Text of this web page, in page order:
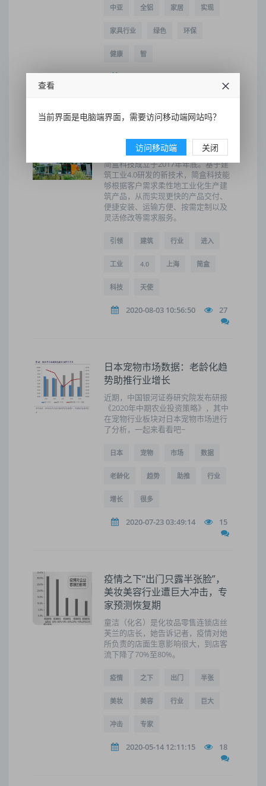
中亚 全铝 家居 实现
家具行业 绿色 环保
健康 智
2020-09-26 02:10:21 53
海简盒建筑科技获天使轮融资
简盒科技成立于2017年年底。基于建
筑工业4.0研发的新技术，简盒科技能
够根据客户需求柔性地工业化生产建
筑产品，从而实现更快的产品交付、
便捷安装、运输方便、按需定制以及
灵活修改等需求服务。
引领 建筑 行业 进入
工业 4.0 上海 简盒
科技 天使
2020-08-03 10:56:50 27
日本宠物市场数据：老龄化趋
势助推行业增长
近期，中国银河证券研究院发布研报
《2020年中期农业投资策略》，其中
在宠物行业板块对日本宠物市场进行
了分析，一起来看看吧~
日本 宠物 市场 数据
老龄化 趋势 助推 行业
增长 很多
2020-07-23 03:49:14 15
疫情之下“出门只露半张脸”，
美妆美容行业遭巨大冲击，专
家预测恢复期
童洁（化名）是化妆品零售连锁店丝
芙兰的店长，她告诉记者，疫情对她
所负责的店面生意影响很大，到店客
流下降了70%至80%。
疫情 之下 出门 半张
美妆 美容 行业 巨大
冲击 专家
2020-05-14 12:11:15 18
查看
当前界面是电脑端界面，需要访问移动端网站吗？
访问移动端 关闭